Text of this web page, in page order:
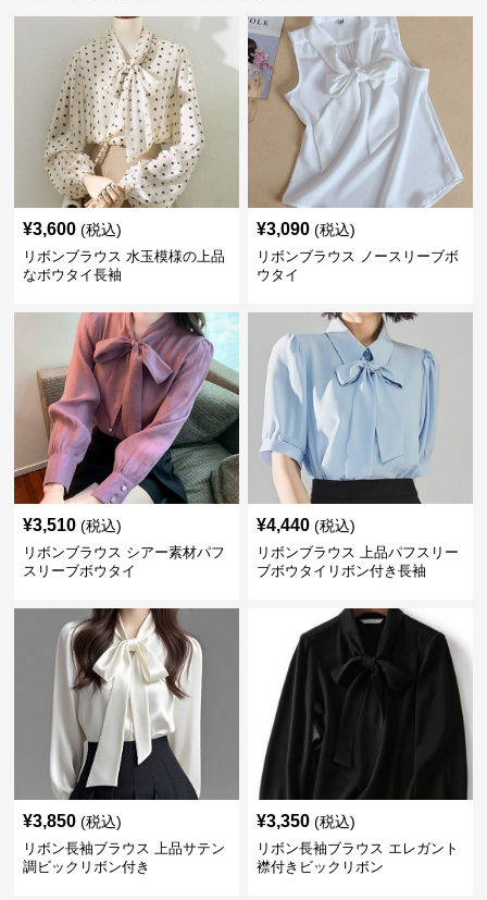
¥3,600 (税込)
リボンブラウス 水玉模様の上品
なボウタイ長袖
¥3,090 (税込)
リボンブラウス ノースリーブボ
ウタイ
¥3,510 (税込)
リボンブラウス シアー素材パフ
スリーブボウタイ
¥4,440 (税込)
リボンブラウス 上品パフスリー
ブボウタイリボン付き長袖
¥3,850 (税込)
リボン長袖ブラウス 上品サテン
調ビックリボン付き
¥3,350 (税込)
リボン長袖ブラウス エレガント
襟付きビックリボン